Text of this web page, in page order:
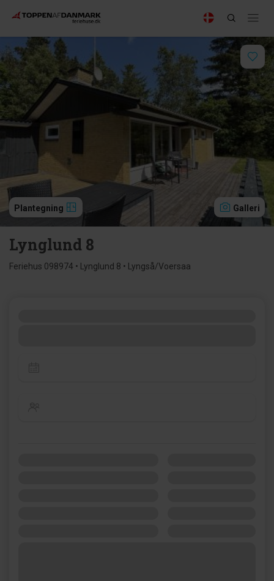
Plantegning Galleri
Lynglund 8
Feriehus 098974 • Lynglund 8 • Lyngså/Voersaa